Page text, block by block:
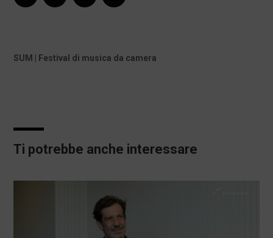
SUM | Festival di musica da camera
Ti potrebbe anche interessare